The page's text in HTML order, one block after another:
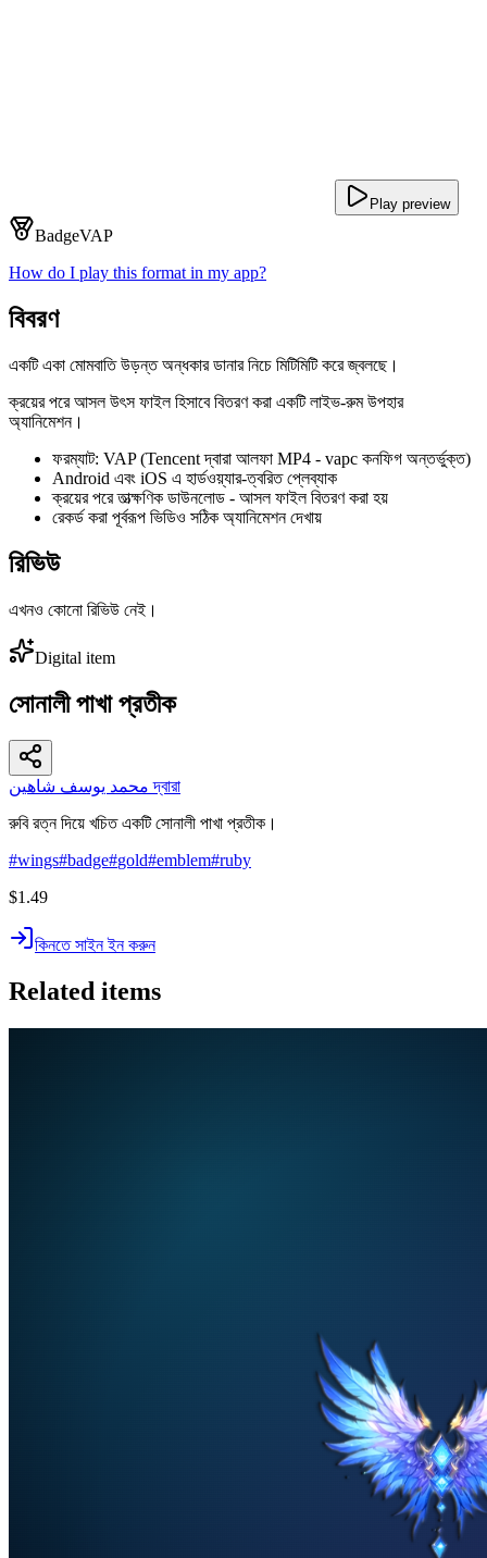
Play preview
BadgeVAP
How do I play this format in my app?
বিবরণ
একটি একা মোমবাতি উড়ন্ত অন্ধকার ডানার নিচে মিটিমিটি করে জ্বলছে।
ক্রয়ের পরে আসল উৎস ফাইল হিসাবে বিতরণ করা একটি লাইভ-রুম উপহার
অ্যানিমেশন।
ফরম্যাট: VAP (Tencent দ্বারা আলফা MP4 - vapc কনফিগ অন্তর্ভুক্ত)
Android এবং iOS এ হার্ডওয়্যার-ত্বরিত প্লেব্যাক
ক্রয়ের পরে তাত্ক্ষণিক ডাউনলোড - আসল ফাইল বিতরণ করা হয়
রেকর্ড করা পূর্বরূপ ভিডিও সঠিক অ্যানিমেশন দেখায়
রিভিউ
এখনও কোনো রিভিউ নেই।
Digital item
সোনালী পাখা প্রতীক
محمد يوسف شاهين দ্বারা
রুবি রত্ন দিয়ে খচিত একটি সোনালী পাখা প্রতীক।
#wings#badge#gold#emblem#ruby
$1.49
কিনতে সাইন ইন করুন
Related items